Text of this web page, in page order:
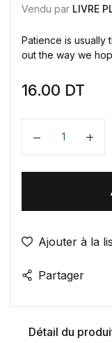
Vendu par LIVRE
Patience is usually
out the way we
16.00 DT
Quantité
Ajouter à la
Partager
Détail du